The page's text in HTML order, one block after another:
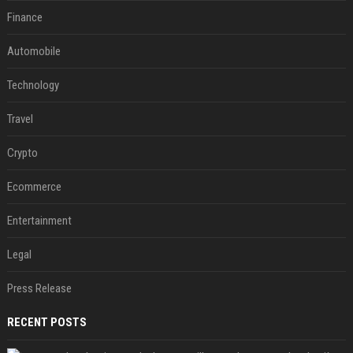
Finance
Automobile
Technology
Travel
Crypto
Ecommerce
Entertainment
Legal
Press Release
RECENT POSTS